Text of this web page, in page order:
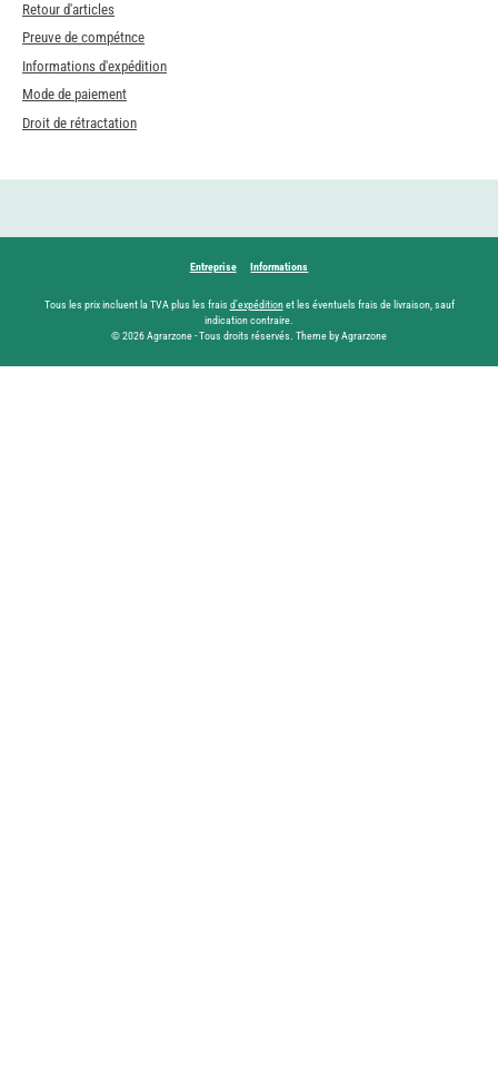
Retour d'articles
Preuve de compétnce
Informations d'expédition
Mode de paiement
Droit de rétractation
Entreprise Informations
Tous les prix incluent la TVA plus les frais d'expéditionet les éventuels frais de livraison, sauf
indication contraire.
© 2026 Agrarzone - Tous droits réservés. Theme by Agrarzone